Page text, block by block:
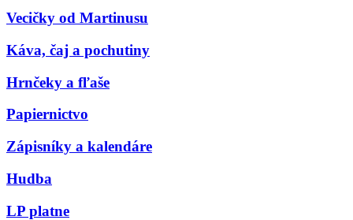
Vecičky od Martinusu
Káva, čaj a pochutiny
Hrnčeky a fľaše
Papiernictvo
Zápisníky a kalendáre
Hudba
LP platne